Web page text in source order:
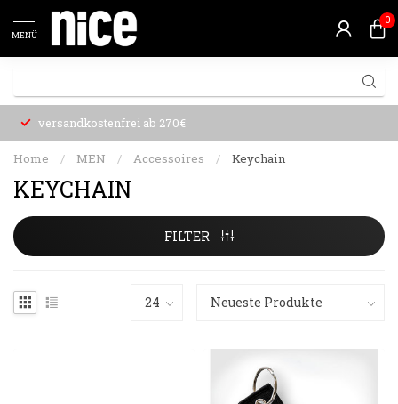
MENÜ
0
versandkostenfrei ab 270€
Home / MEN / Accessoires / Keychain
KEYCHAIN
FILTER